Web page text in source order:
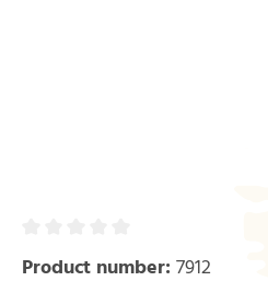
Product number: 7912